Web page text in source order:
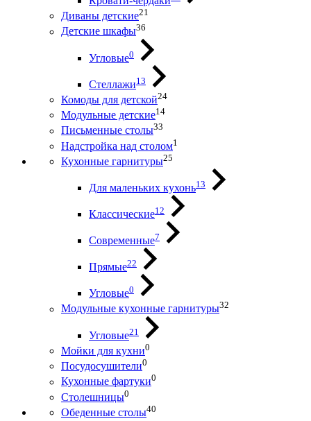
Диваны детские21
Детские шкафы36
Угловые0
Стеллажи13
Комоды для детской24
Модульные детские14
Письменные столы33
Надстройка над столом1
Кухонные гарнитуры25
Для маленьких кухонь13
Классические12
Современные7
Прямые22
Угловые0
Модульные кухонные гарнитуры32
Угловые21
Мойки для кухни0
Посудосушители0
Кухонные фартуки0
Столешницы0
Обеденные столы40